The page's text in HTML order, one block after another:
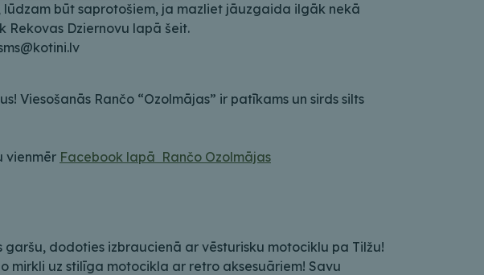
būt saprotošiem, ja mazliet jāuzgaida ilgāk nekā
Dziernovu lapā šeit.
Viesošanās Rančo “Ozolmājas” ir patīkams un sirds silts
vienmēr Facebook lapā Rančo Ozolmājas
dodoties izbraucienā ar vēsturisku motociklu pa Tilžu!
mirkli uz stilīga motocikla ar retro aksesuāriem! Savu